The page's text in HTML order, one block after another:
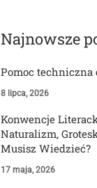
Najnowsze
Pomoc techniczna
8 lipca, 2026
Konwencje
Naturalizm,
Musisz Wiedzieć?
17 maja, 2026